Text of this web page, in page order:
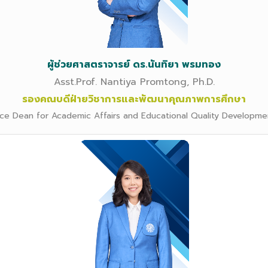
ผู้ช่วยศาสตราจารย์ ดร.นันทิยา พรมทอง
Asst.Prof. Nantiya Promtong, Ph.D.
รองคณบดีฝ่ายวิชาการและพัฒนาคุณภาพการศึกษา
Dean for Academic Affairs and Educational Quality